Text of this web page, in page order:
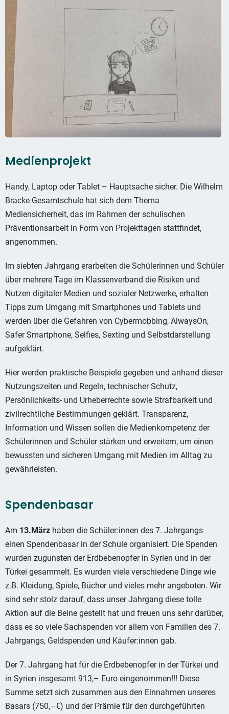
Medienprojekt
Handy, Laptop oder Tablet – Hauptsache sicher. Die Wilhelm
Bracke Gesamtschule hat sich dem Thema
Mediensicherheit, das im Rahmen der schulischen
Präventionsarbeit in Form von Projekttagen stattfindet,
angenommen.
Im siebten Jahrgang erarbeiten die Schülerinnen und Schüler
über mehrere Tage im Klassenverband die Risiken und
Nutzen digitaler Medien und sozialer Netzwerke, erhalten
Tipps zum Umgang mit Smartphones und Tablets und
werden über die Gefahren von Cybermobbing, AlwaysOn,
Safer Smartphone, Selfies, Sexting und Selbstdarstellung
aufgeklärt.
Hier werden praktische Beispiele gegeben und anhand dieser
Nutzungszeiten und Regeln, technischer Schutz,
Persönlichkeits- und Urheberrechte sowie Strafbarkeit und
zivilrechtliche Bestimmungen geklärt. Transparenz,
Information und Wissen sollen die Medienkompetenz der
Schülerinnen und Schüler stärken und erweitern, um einen
bewussten und sicheren Umgang mit Medien im Alltag zu
gewährleisten.
Spendenbasar
Am 13.März haben die Schüler:innen des 7. Jahrgangs
einen Spendenbasar in der Schule organisiert. Die Spenden
wurden zugunsten der Erdbebenopfer in Syrien und in der
Türkei gesammelt. Es wurden viele verschiedene Dinge wie
z.B. Kleidung, Spiele, Bücher und vieles mehr angeboten. Wir
sind sehr stolz darauf, dass unser Jahrgang diese tolle
Aktion auf die Beine gestellt hat und freuen uns sehr darüber,
dass es so viele Sachspenden vor allem von Familien des 7.
Jahrgangs, Geldspenden und Käufer:innen gab.
Der 7. Jahrgang hat für die Erdbebenopfer in der Türkei und
in Syrien insgesamt 913,– Euro eingenommen!!! Diese
Summe setzt sich zusammen aus den Einnahmen unseres
Basars (750,–€) und der Prämie für den durchgeführten